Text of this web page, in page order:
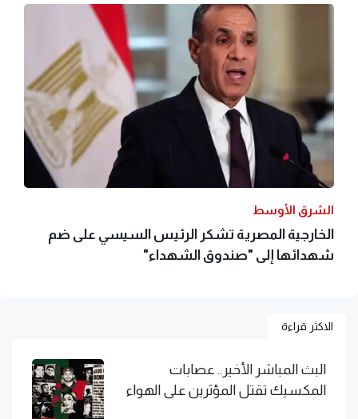
الشرق الأوسط
الخارجية المصرية تشكر الرئيس السيسي على ضم
شهدائها إلى "صندوق الشهداء"
الاكثر قراءة
البث المباشر الأخير.. عصابات
المكسيك تقتل المؤثرين على الهواء